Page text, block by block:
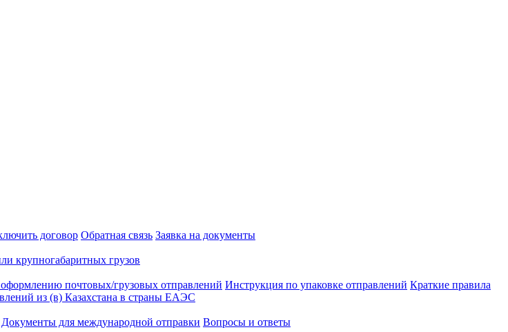
договор Обратная связь Заявка на документы
крупногабаритных грузов
почтовых/грузовых отправлений Инструкция по упаковке отправлений Краткие правила
из (в) Казахстана в страны ЕАЭС
Документы для международной отправки Вопросы и ответы